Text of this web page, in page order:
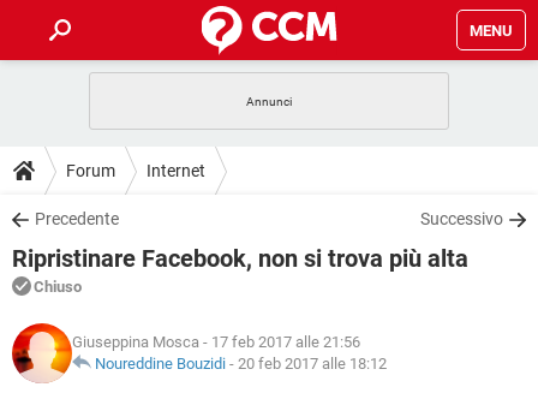
MENU
INTRATTENIMENTO
iOS
INSTAGRAM WHATSAPP
TIKTOK
HARDWARE
GUIDE
COVID-19
iOS
INSTAGRAM
TIKTOK FACEBOOK
DOWNLOAD
COVID-19 GAMING
INTRATTENIMENTO
iOS WINDOWS 10
INSTAGRAM
FORUM
COVID-19
INTRATTENIMENTO ANDROID
GLOSSARIO
COVID-19
Forum Internet
Precedente Successivo
Ripristinare Facebook, non si trova più alta
Chiuso
Giuseppina Mosca - 17 feb 2017 alle 21:56
Noureddine Bouzidi - 20 feb 2017 alle 18:12